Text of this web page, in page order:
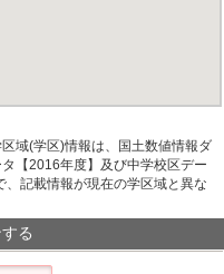
域(学区)情報は、国土数値情報ダ
【2016年度】及び中学校区デー
記載情報が現在の学区域と異な
る